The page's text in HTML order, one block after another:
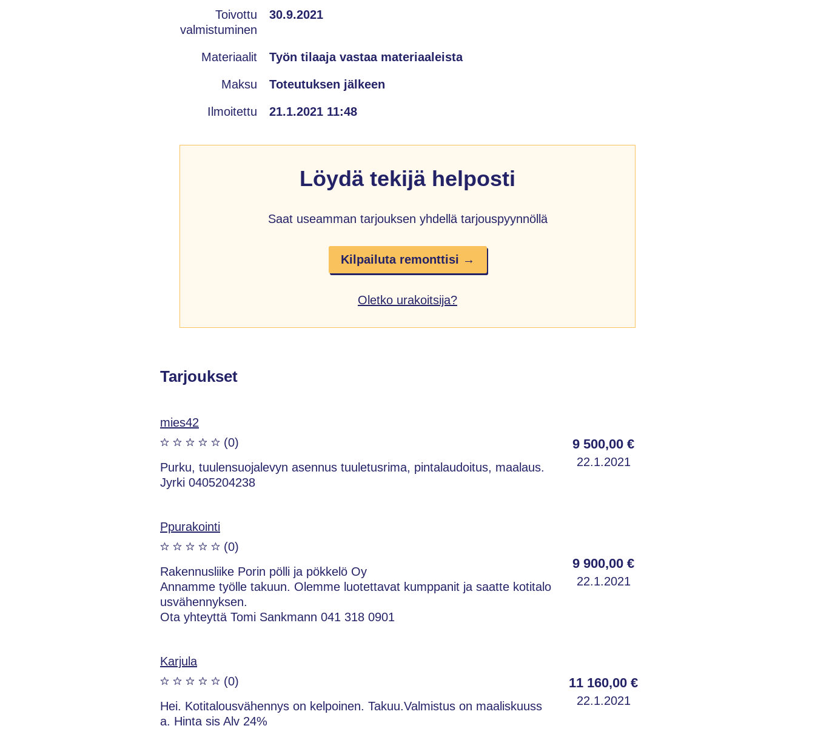
Toivottu
valmistuminen
30.9.2021
Materiaalit Työn tilaaja vastaa materiaaleista
Maksu Toteutuksen jälkeen
Ilmoitettu 21.1.2021 11:48
Löydä tekijä helposti
Saat useamman tarjouksen yhdellä tarjouspyynnöllä
Kilpailuta remonttisi →
Oletko urakoitsija?
Tarjoukset
mies42
(0)
Purku, tuulensuojalevyn asennus tuuletusrima, pintalaudoitus, maalaus.
Jyrki 0405204238
9 500,00 €
22.1.2021
Ppurakointi
(0)
Rakennusliike Porin pölli ja pökkelö Oy
Annamme työlle takuun. Olemme luotettavat kumppanit ja saatte kotitalo
usvähennyksen.
Ota yhteyttä Tomi Sankmann 041 318 0901
9 900,00 €
22.1.2021
Karjula
(0)
Hei. Kotitalousvähennys on kelpoinen. Takuu.Valmistus on maaliskuuss
a. Hinta sis Alv 24%
11 160,00 €
22.1.2021